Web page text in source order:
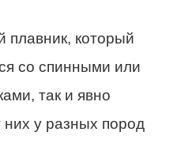
плавник, который
со спинными или
так и явно
них у разных пород